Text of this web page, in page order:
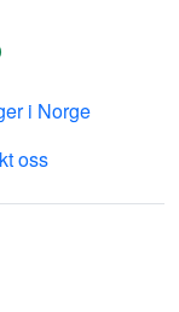
i Norge
oss